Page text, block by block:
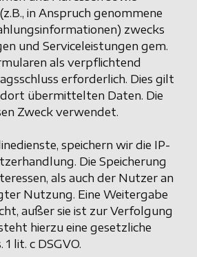
in Anspruch genommene
zwecks
und Serviceleistungen gem.
als verpflichtend
erforderlich. Dies gilt
übermittelten Daten. Die
Zweck verwendet.
speichern wir die IP-
Die Speicherung
als auch der Nutzer an
Nutzung. Eine Weitergabe
außer sie ist zur Verfolgung
hierzu eine gesetzliche
lit. c DSGVO.